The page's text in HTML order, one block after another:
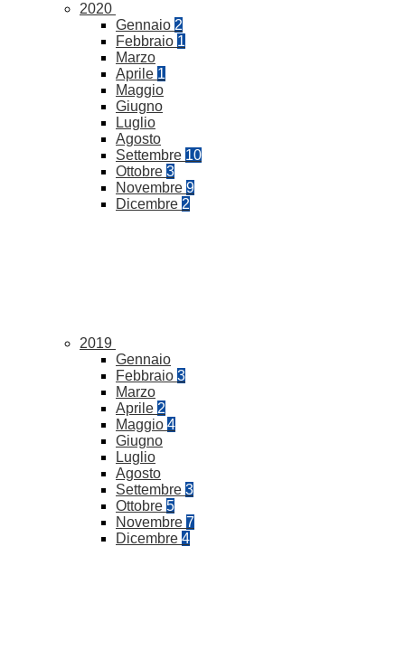
2020
Gennaio 2
Febbraio 1
Marzo
Aprile 1
Maggio
Giugno
Luglio
Agosto
Settembre 10
Ottobre 3
Novembre 9
Dicembre 2
2019
Gennaio
Febbraio 3
Marzo
Aprile 2
Maggio 4
Giugno
Luglio
Agosto
Settembre 3
Ottobre 5
Novembre 7
Dicembre 4